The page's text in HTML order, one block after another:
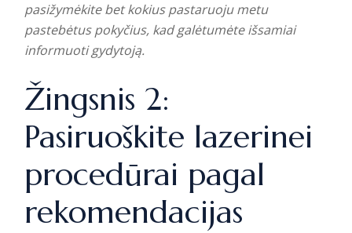
pasižymėkite bet kokius pastaruoju metu
pastebėtus pokyčius, kad galėtumėte išsamiai
informuoti gydytoją.
Žingsnis 2:
Pasiruoškite lazerinei
procedūrai pagal
rekomendacijas